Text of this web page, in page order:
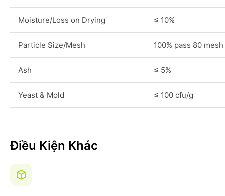
Moisture/Loss on Drying ≤ 10%
Particle Size/Mesh 100% pass 80 mesh
Ash ≤ 5%
Yeast & Mold ≤ 100 cfu/g
Điều Kiện Khác